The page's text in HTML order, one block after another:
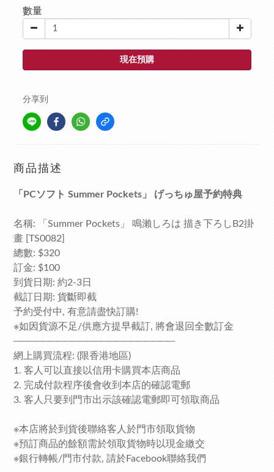
數量
現在預購
分享到
商品描述
「PCソフト Summer Pockets」 げっちゅ屋予約特典
名稱: 「Summer Pockets」 鳴瀨しろは 描き下ろしB2掛
畫 [TS0082]
總數: $320
訂金: $100
到貨日期: 約2-3日
截訂日期: 貨斷即截
予約受付中, 有意請盡快訂購!
※如因貨源不足/供應方提早截訂, 將會退回全數訂金
──────────────────────
網上購買流程: (限香港地區)
1. 客人可以直接以信用卡購買本店商品
2. 完成付款程序後會收到本店的確認電郵
3. 客人只要到門市出示該確認電郵即可領取商品
※本店將於到貨後聯絡客人於門市領取貨物
※預訂商品的餘額需於領取貨物時以現金繳交
※銀行轉帳/門市付款, 請於Facebook聯絡我們